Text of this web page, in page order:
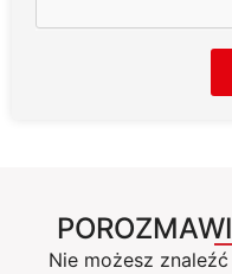
Nie możesz